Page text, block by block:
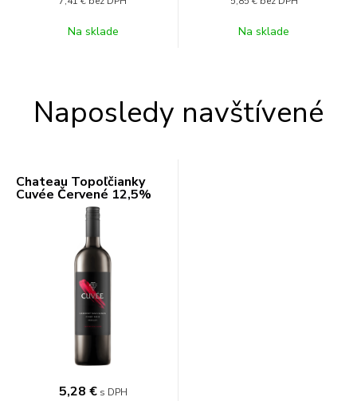
Na sklade Na sklade
Naposledy navštívené
Chateau Topoľčianky
Cuvée Červené 12,5%
5,28 € s DPH